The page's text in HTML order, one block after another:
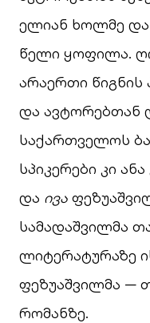
ელიან ხოლმე და
წელი ყოფილა.
არაერთი წიგნის
და ავტორებთან
საქართველოს
სპიკერები კი
და ივა
სამადაშვილმა
ლიტერატურაზე
ფეზუაშვილმა —
რომანზე.